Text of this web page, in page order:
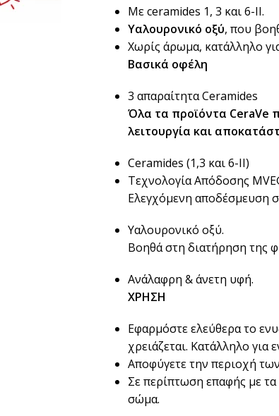
Με ceramides 1, 3 και 6-ΙΙ.
Υαλουρονικό οξύ, που
Χωρίς άρωμα, κατάλληλο
Βασικά οφέλη
3 απαραίτητα Ceramides
Όλα τα προϊόντα CeraVe
λειτουργία και
Ceramides (1,3 και 6-ΙΙ)
Τεχνολογία Απόδοσης
Ελεγχόμενη αποδέσμευση
Υαλουρονικό οξύ.
Βοηθά στη διατήρηση της
Ανάλαφρη & άνετη υφή.
ΧΡΗΣΗ
Εφαρμόστε ελεύθερα το
χρειάζεται. Κατάλληλο για
Αποφύγετε την περιοχή
Σε περίπτωση επαφής με
σώμα.